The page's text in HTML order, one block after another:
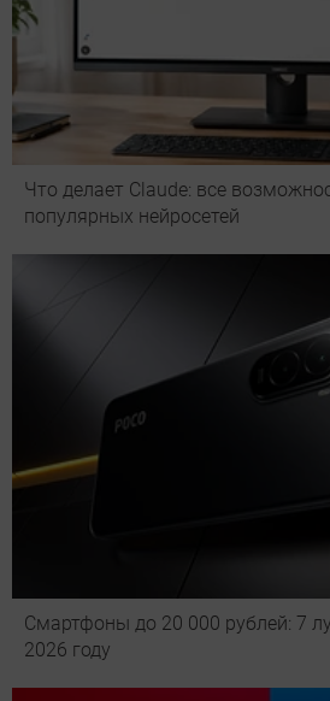
Что делает Сlaude: все
популярных нейросетей
Смартфоны до 20 000 рублей: 7
2026 году